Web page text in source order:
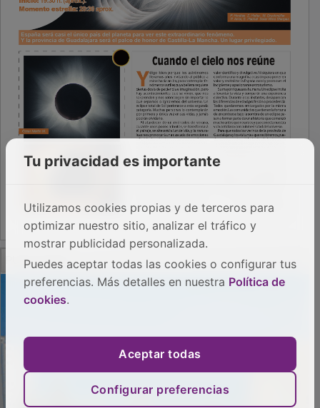
PUBLICIDAD
Tu privacidad es importante
Utilizamos cookies propias y de terceros para
optimizar nuestro sitio, analizar el tráfico y
mostrar publicidad personalizada.
Puedes aceptar todas las cookies o configurar tus
preferencias. Más detalles en nuestra Política de
cookies.
Aceptar todas
Configurar preferencias